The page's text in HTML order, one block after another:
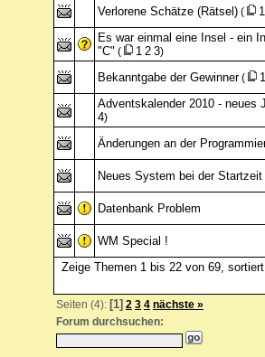
Verlorene Schätze (Rätsel) (
1
Es war einmal eine Insel - ein
"C" ( 1 2 3)
Bekanntgabe der Gewinner(
1
Adventskalender 2010 - neues
4)
Änderungen an der
Neues System bei der Startzeit
Datenbank Problem
WM Special !
Zeige Themen 1 bis 22 von 69,
Seiten (4): [1] 2 3 4 nächste »
Forum durchsuchen: